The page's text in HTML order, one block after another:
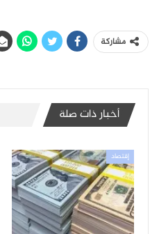
مشاركة
أخبار ذات صلة
إقتصاد